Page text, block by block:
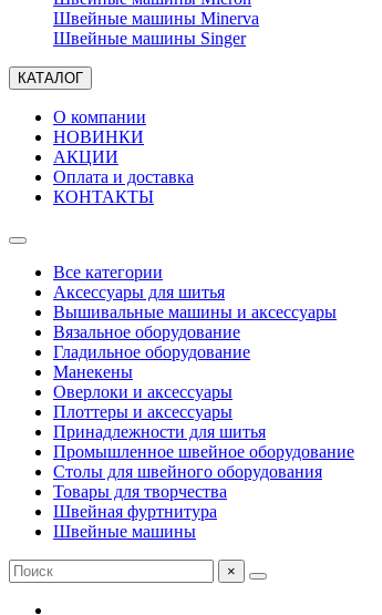
Швейные машины Minerva
Швейные машины Singer
КАТАЛОГ
О компании
НОВИНКИ
АКЦИИ
Оплата и доставка
КОНТАКТЫ
Все категории
Аксессуары для шитья
Вышивальные машины и аксессуары
Вязальное оборудование
Гладильное оборудование
Манекены
Оверлоки и аксессуары
Плоттеры и аксессуары
Принадлежности для шитья
Промышленное швейное оборудование
Столы для швейного оборудования
Товары для творчества
Швейная фуртнитура
Швейные машины
×